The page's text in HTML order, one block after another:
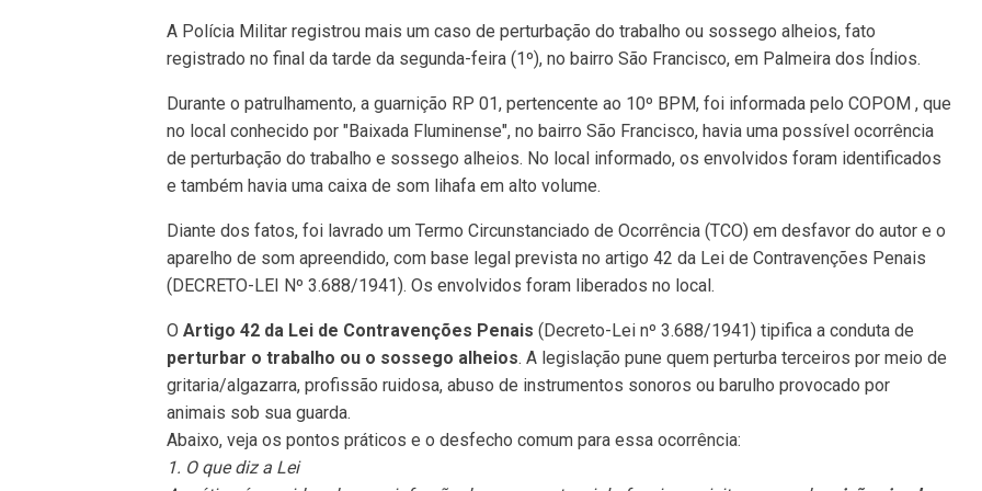
A Polícia Militar registrou mais um caso de perturbação do trabalho ou sossego alheios, fato
registrado no final da tarde da segunda-feira (1º), no bairro São Francisco, em Palmeira dos Índios.
Durante o patrulhamento, a guarnição RP 01, pertencente ao 10º BPM, foi informada pelo COPOM , que
no local conhecido por "Baixada Fluminense", no bairro São Francisco, havia uma possível ocorrência
de perturbação do trabalho e sossego alheios. No local informado, os envolvidos foram identificados
e também havia uma caixa de som lihafa em alto volume.
Diante dos fatos, foi lavrado um Termo Circunstanciado de Ocorrência (TCO) em desfavor do autor e o
aparelho de som apreendido, com base legal prevista no artigo 42 da Lei de Contravenções Penais
(DECRETO-LEI Nº 3.688/1941). Os envolvidos foram liberados no local.
O Artigo 42 da Lei de Contravenções Penais (Decreto-Lei nº 3.688/1941) tipifica a conduta de
perturbar o trabalho ou o sossego alheios. A legislação pune quem perturba terceiros por meio de
gritaria/algazarra, profissão ruidosa, abuso de instrumentos sonoros ou barulho provocado por
animais sob sua guarda.
Abaixo, veja os pontos práticos e o desfecho comum para essa ocorrência:
1. O que diz a Lei